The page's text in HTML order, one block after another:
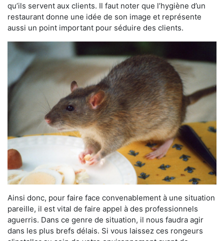
qu’ils servent aux clients. Il faut noter que l’hygiène d’un
restaurant donne une idée de son image et représente
aussi un point important pour séduire des clients.
Ainsi donc, pour faire face convenablement à une situation
pareille, il est vital de faire appel à des professionnels
aguerris. Dans ce genre de situation, il nous faudra agir
dans les plus brefs délais. Si vous laissez ces rongeurs